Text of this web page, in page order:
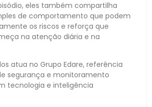
eles também compartilha
de comportamento que podem
os riscos e reforça que
na atenção diária e na
atua no Grupo Edare, referência
segurança e monitoramento
tecnologia e inteligência